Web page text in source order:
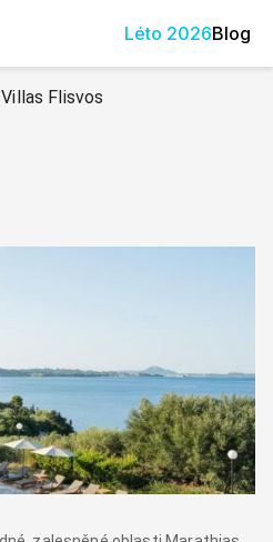
Léto 2026Blog
Villas Flisvos